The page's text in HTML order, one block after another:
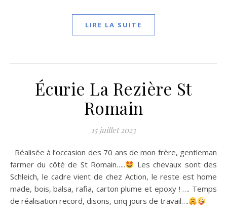
LIRE LA SUITE
Écurie La Rezière St
Romain
15 juillet 2023
Réalisée à l’occasion des 70 ans de mon frère, gentleman
farmer du côté de St Romain…..
Les chevaux sont des
Schleich, le cadre vient de chez Action, le reste est home
made, bois, balsa, rafia, carton plume et epoxy ! …. Temps
de réalisation record, disons, cinq jours de travail….